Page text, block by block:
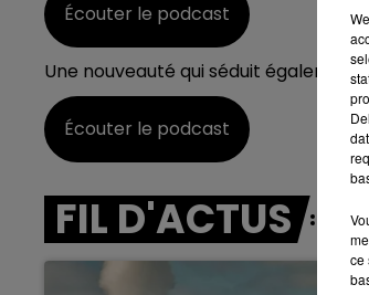
Écouter le podcast
Une nouveauté qui séduit
Écouter le podcast
FIL D'ACTUS
ce